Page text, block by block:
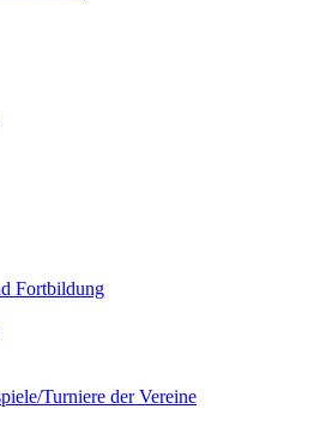
Fortbildung
Turniere der Vereine